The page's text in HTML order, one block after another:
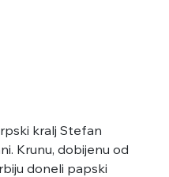
kralj Stefan
Krunu, dobijenu od
doneli papski